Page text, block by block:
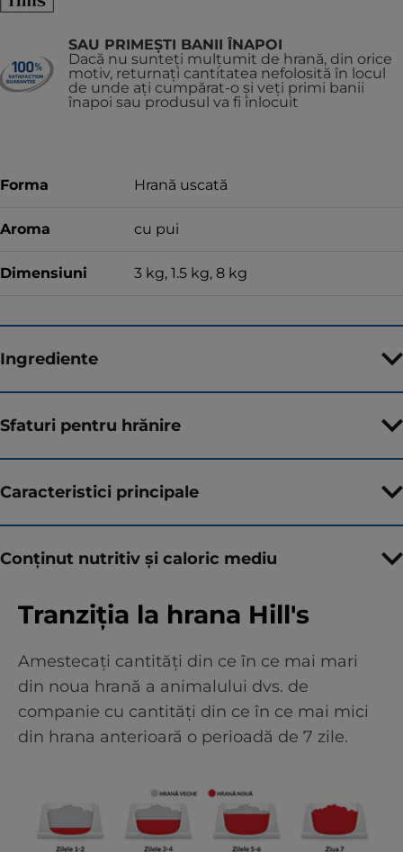
SAU PRIMEȘTI BANII ÎNAPOI
Dacă nu sunteți mulțumit de hrană, din orice
motiv, returnați cantitatea nefolosită în locul
de unde ați cumpărat-o și veți primi banii
înapoi sau produsul va fi înlocuit
Forma Hrană uscată
Aroma cu pui
Dimensiuni 3 kg, 1.5 kg, 8 kg
Ingrediente
Sfaturi pentru hrănire
Caracteristici principale
Conținut nutritiv și caloric mediu
Tranziția la hrana Hill's
Amestecați cantități din ce în ce mai mari
din noua hrană a animalului dvs. de
companie cu cantități din ce în ce mai mici
din hrana anterioară o perioadă de 7 zile.